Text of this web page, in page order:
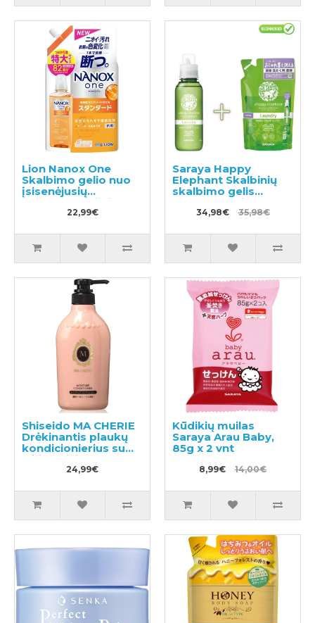
Lion Nanox One
Skalbimo gelio nuo
įsisenėjusių
nešvarumų užpildas
22,99€
Saraya Happy
Elephant Skalbinių
skalbimo gelis
600ml + užpildas
540ml34,98€ 35,98€
Shiseido MA CHERIE
Drėkinantis plaukų
kondicionierius su
gėlių-vaisių kvapu
24,99€
Kūdikių muilas
Saraya Arau Baby,
85g x 2 vnt
8,99€ 14,00€